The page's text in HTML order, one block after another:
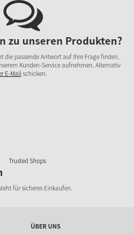
zu unseren Produkten?
die passende Antwort auf Ihre Frage finden,
Kunden-Service aufnehmen. Alternativ
E-Mailschicken.
für sicheres Einkaufen.
ÜBER UNS